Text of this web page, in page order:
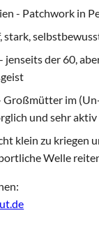
- Patchwork in
stark,
jenseits der 60,
Großmütter im
und sehr aktiv
klein zu kriegen
Welle